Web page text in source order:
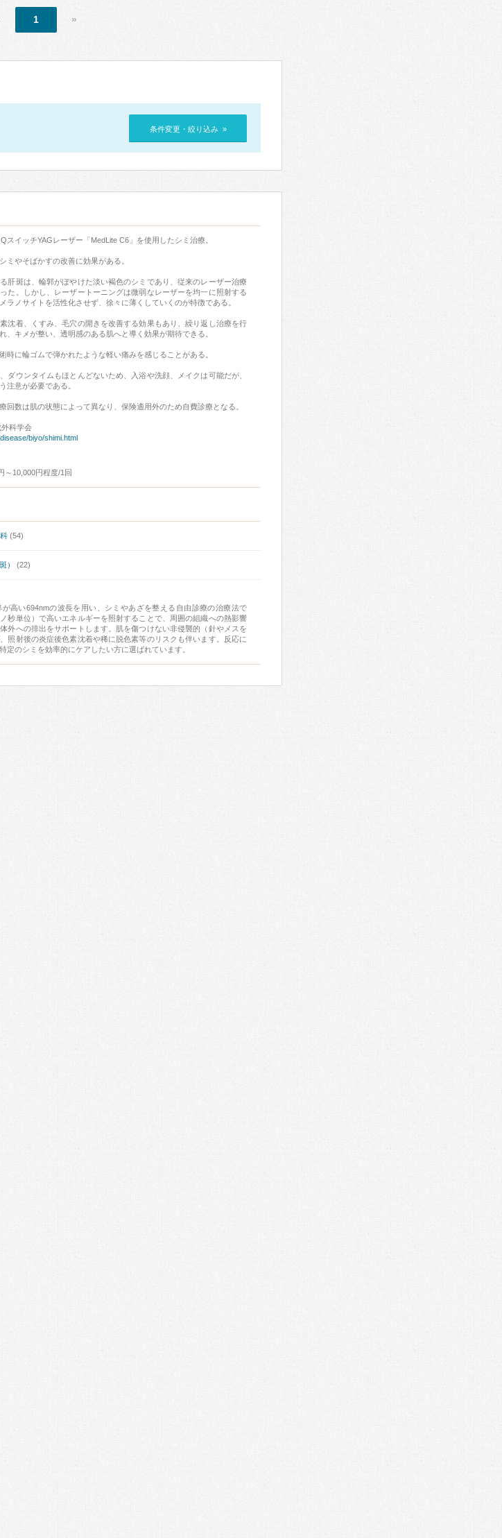
1 »
条件変更・絞り込み »
スイッチYAGレーザー「MedLite C6」を使用したシミ治療。
ミやそばかすの改善に効果がある。
肝斑は、輪郭がぼやけた淡い褐色のシミであり、従来のレーザー治療
た。しかし、レーザートーニングは微弱なレーザーを均一に照射する
ラノサイトを活性化させず、徐々に薄くしていくのが特徴である。
沈着、くすみ、毛穴の開きを改善する効果もあり、繰り返し治療を行
、キメが整い、透明感のある肌へと導く効果が期待できる。
時に輪ゴムで弾かれたような軽い痛みを感じることがある。
ダウンタイムもほとんどないため、入浴や洗顔、メイクは可能だが、
注意が必要である。
回数は肌の状態によって異なり、保険適用外のため自費診療となる。
科学会
biyo/shimi.html
10,000円程度/1回
(54)
） (22)
が高い694nmの波長を用い、シミやあざを整える自由診療の治療法で
秒単位）で高いエネルギーを照射することで、周囲の組織への熱影響
外への排出をサポートします。肌を傷つけない非侵襲的（針やメスを
照射後の炎症後色素沈着や稀に脱色素等のリスクも伴います。反応に
定のシミを効率的にケアしたい方に選ばれています。